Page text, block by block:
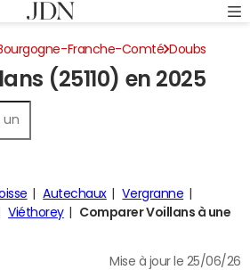
Franche-Comté Doubs
(25110) en 2025
Autechaux
Vergranne
Viéthorey
Comparer Voillans à une
Mise à jour le 25/06/26